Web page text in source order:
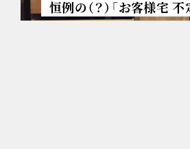
恒例の（？）「お客様宅 不